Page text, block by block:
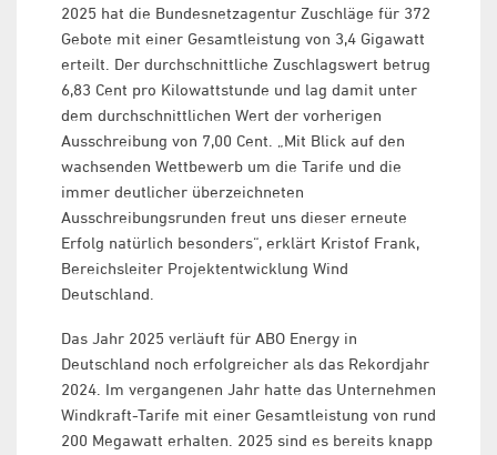
2025 hat die Bundesnetzagentur Zuschläge für 372
Gebote mit einer Gesamtleistung von 3,4 Gigawatt
erteilt. Der durchschnittliche Zuschlagswert betrug
6,83 Cent pro Kilowattstunde und lag damit unter
dem durchschnittlichen Wert der vorherigen
Ausschreibung von 7,00 Cent. „Mit Blick auf den
wachsenden Wettbewerb um die Tarife und die
immer deutlicher überzeichneten
Ausschreibungsrunden freut uns dieser erneute
Erfolg natürlich besonders“, erklärt Kristof Frank,
Bereichsleiter Projektentwicklung Wind
Deutschland.
Das Jahr 2025 verläuft für ABO Energy in
Deutschland noch erfolgreicher als das Rekordjahr
2024. Im vergangenen Jahr hatte das Unternehmen
Windkraft-Tarife mit einer Gesamtleistung von rund
200 Megawatt erhalten. 2025 sind es bereits knapp